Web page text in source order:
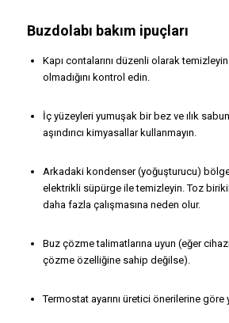
Buzdolabı bakım ipuçları
Kapı contalarını düzenli olarak temizleyin
olmadığını kontrol edin.
İç yüzeyleri yumuşak bir bez ve ılık
aşındırıcı kimyasallar kullanmayın.
Arkadaki kondenser (yoğuşturucu)
elektrikli süpürge ile temizleyin. Toz
daha fazla çalışmasına neden olur.
Buz çözme talimatlarına uyun (eğer
çözme özelliğine sahip değilse).
Termostat ayarını üretici önerilerine göre